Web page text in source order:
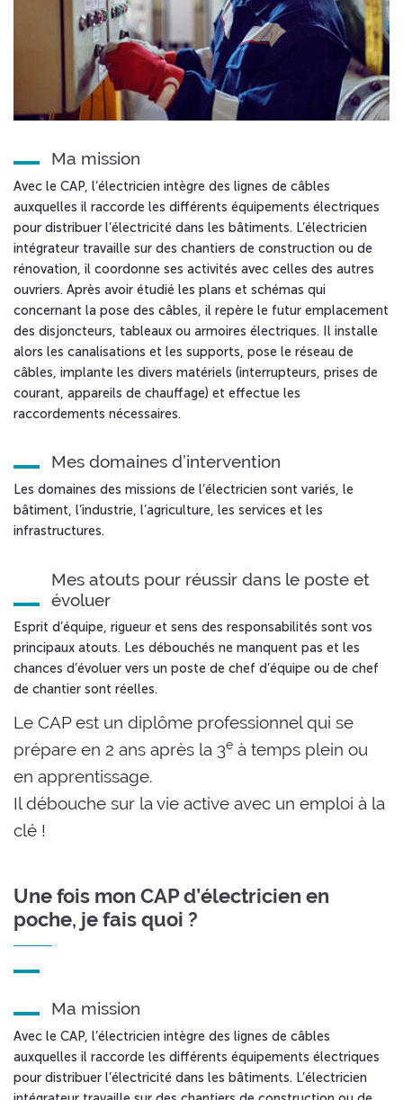
Ma mission
Avec le CAP, l’électricien intègre des lignes de câbles
auxquelles il raccorde les différents équipements électriques
pour distribuer l’électricité dans les bâtiments. L’électricien
intégrateur travaille sur des chantiers de construction ou de
rénovation, il coordonne ses activités avec celles des autres
ouvriers. Après avoir étudié les plans et schémas qui
concernant la pose des câbles, il repère le futur emplacement
des disjoncteurs, tableaux ou armoires électriques. Il installe
alors les canalisations et les supports, pose le réseau de
câbles, implante les divers matériels (interrupteurs, prises de
courant, appareils de chauffage) et effectue les
raccordements nécessaires.
Mes domaines d’intervention
Les domaines des missions de l’électricien sont variés, le
bâtiment, l’industrie, l’agriculture, les services et les
infrastructures.
Mes atouts pour réussir dans le poste et
évoluer
Esprit d’équipe, rigueur et sens des responsabilités sont vos
principaux atouts. Les débouchés ne manquent pas et les
chances d’évoluer vers un poste de chef d’équipe ou de chef
de chantier sont réelles.
Le CAP est un diplôme professionnel qui se
prépare en 2 ans après la 3e à temps plein ou
en apprentissage.
Il débouche sur la vie active avec un emploi à la
clé !
Une fois mon CAP d’électricien en
poche, je fais quoi ?
Ma mission
Avec le CAP, l’électricien intègre des lignes de câbles
auxquelles il raccorde les différents équipements électriques
pour distribuer l’électricité dans les bâtiments. L’électricien